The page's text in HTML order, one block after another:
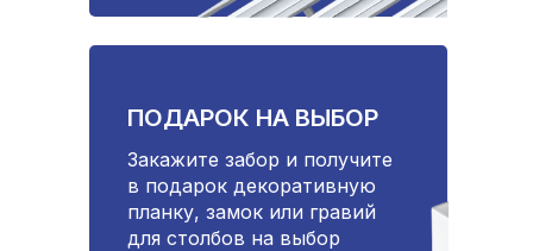
ПОДАРОК НА ВЫБОР
Закажите забор и получите
в подарок декоративную
планку, замок или гравий
для столбов на выбор